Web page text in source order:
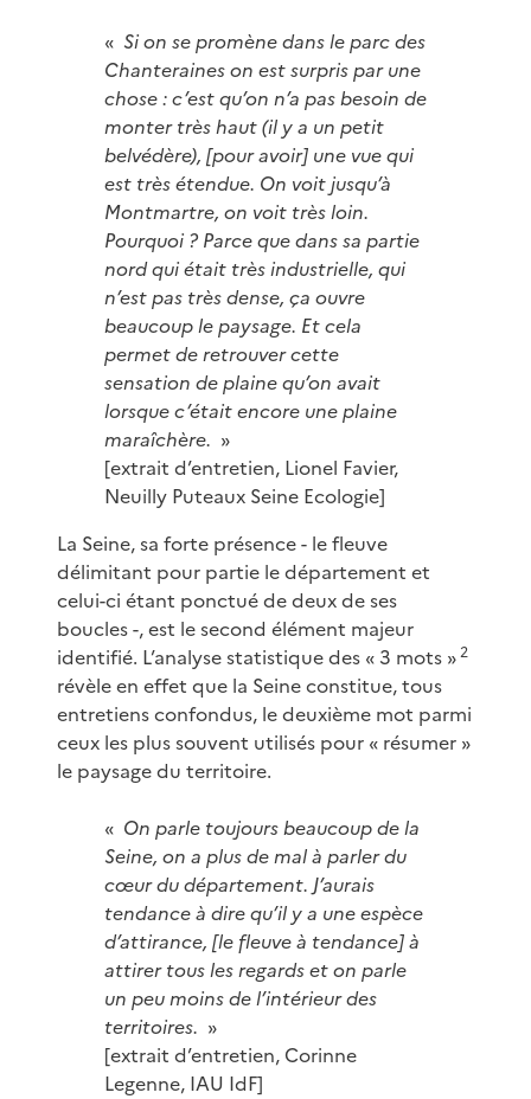
« Si on se promène dans le parc des
Chanteraines on est surpris par une
chose : c’est qu’on n’a pas besoin de
monter très haut (il y a un petit
belvédère), [pour avoir] une vue qui
est très étendue. On voit jusqu’à
Montmartre, on voit très loin.
Pourquoi ? Parce que dans sa partie
nord qui était très industrielle, qui
n’est pas très dense, ça ouvre
beaucoup le paysage. Et cela
permet de retrouver cette
sensation de plaine qu’on avait
lorsque c’était encore une plaine
maraîchère. »
[extrait d’entretien, Lionel Favier,
Neuilly Puteaux Seine Ecologie]
La Seine, sa forte présence - le fleuve
délimitant pour partie le département et
celui-ci étant ponctué de deux de ses
boucles -, est le second élément majeur
identifié. L’analyse statistique des « 3 mots »2
révèle en effet que la Seine constitue, tous
entretiens confondus, le deuxième mot parmi
ceux les plus souvent utilisés pour « résumer »
le paysage du territoire.
« On parle toujours beaucoup de la
Seine, on a plus de mal à parler du
cœur du département. J’aurais
tendance à dire qu’il y a une espèce
d’attirance, [le fleuve à tendance] à
attirer tous les regards et on parle
un peu moins de l’intérieur des
territoires. »
[extrait d’entretien, Corinne
Legenne, IAU IdF]